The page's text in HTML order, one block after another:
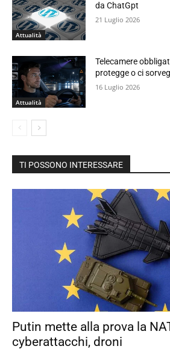
Attualità
da ChatGpt
21 Luglio 2026
Attualità
Telecamere
protegge o ci
16 Luglio 2026
TI POSSONO INTERESSARE
Putin mette alla prova la
cyberattacchi, droni